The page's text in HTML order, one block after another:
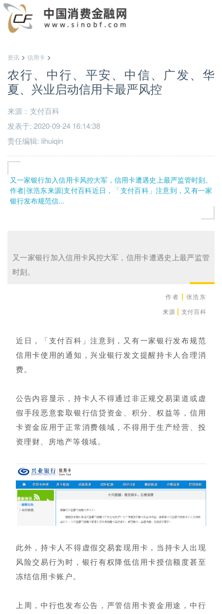
资讯> 信用卡 >
农行、中行、平安、中信、广发、华
夏、兴业启动信用卡最严风控
来源：支付百科
发表于: 2020-09-24 16:14:38
责任编辑: lihuiqin
又一家银行加入信用卡风控大军，信用卡遭遇史上最严监管时刻。
作者|张浩东来源|支付百科近日，「支付百科」注意到，又有一家
银行发布规范信...
又一家银行加入信用卡风控大军，信用卡遭遇史上最严监管
时刻。
作者
张浩东
来源
支付百科
近日， 「支付百科」注意到，又有一家银行发布规范
信用卡使用的通知，兴业银行发文提醒持卡人合理消
费。
公告内容显示，持卡人不得通过非正规交易渠道或虚
假手段恶意套取银行信贷资金、积分、权益等，信用
卡资金应用于正常消费领域，不得用于生产经营、投
资理财、房地产等领域。
此外，持卡人不得虚假交易套现用卡，当持卡人出现
风险交易行为时，银行有权降低信用卡授信额度甚至
冻结信用卡账户。
上周，中行也发布公告，严管信用卡资金用途，中行